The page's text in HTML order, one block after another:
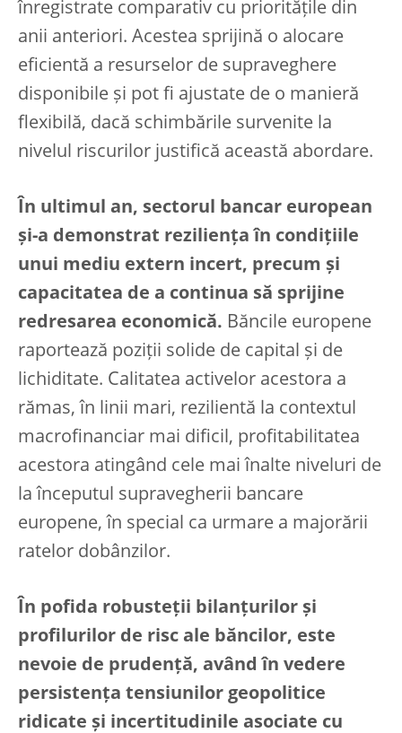
înregistrate comparativ cu prioritățile din
anii anteriori. Acestea sprijină o alocare
eficientă a resurselor de supraveghere
disponibile și pot fi ajustate de o manieră
flexibilă, dacă schimbările survenite la
nivelul riscurilor justifică această abordare.
În ultimul an, sectorul bancar european
și-a demonstrat reziliența în condițiile
unui mediu extern incert, precum și
capacitatea de a continua să sprijine
redresarea economică. Băncile europene
raportează poziții solide de capital și de
lichiditate. Calitatea activelor acestora a
rămas, în linii mari, rezilientă la contextul
macrofinanciar mai dificil, profitabilitatea
acestora atingând cele mai înalte niveluri de
la începutul supravegherii bancare
europene, în special ca urmare a majorării
ratelor dobânzilor.
În pofida robusteții bilanțurilor și
profilurilor de risc ale băncilor, este
nevoie de prudență, având în vedere
persistența tensiunilor geopolitice
ridicate și incertitudinile asociate cu